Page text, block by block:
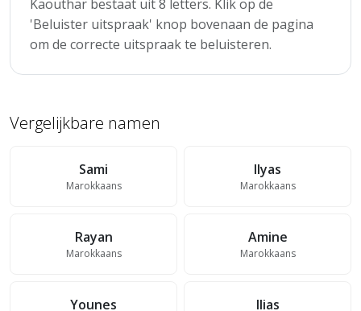
Kaouthar bestaat uit 8 letters. Klik op de
'Beluister uitspraak' knop bovenaan de pagina
om de correcte uitspraak te beluisteren.
Vergelijkbare namen
Sami
Marokkaans
Ilyas
Marokkaans
Rayan
Marokkaans
Amine
Marokkaans
Younes Ilias